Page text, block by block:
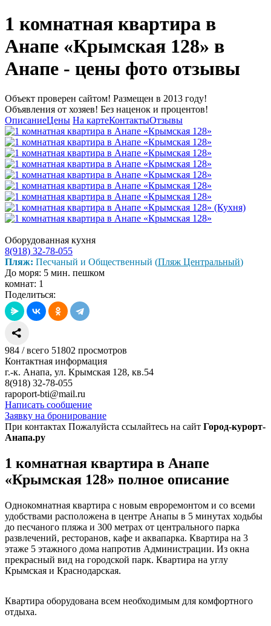
1 комнатная квартира в
Анапе «Крымская 128» в
Анапе - цены фото отзывы
Объект проверен сайтом! Размещен в 2013 году!
Объявления от хозяев! Без наценок и процентов!
ОписаниеЦены На картеКонтактыОтзывы
Оборудованная кухня
8(918) 32-78-055
Пляж: Песчаный и Общественный (Пляж Центральный)
До моря: 5 мин. пешком
комнат: 1
Поделиться:
984 /всего 51802 просмотров
Контактная информация
г.-к. Анапа, ул. Крымская 128, кв.54
8(918) 32-78-055
rapoport-bti@mail.ru
Написать сообщение
Заявку на бронирование
При контактах Пожалуйста ссылайтесь на сайт Город-курорт-
Анапа.ру
1 комнатная квартира в Анапе
«Крымская 128» полное описание
Однокомнатная квартира с новым евроремонтом и со всеми
удобствами расположена в центре Анапы в 5 минутах ходьбы
до песчаного пляжа и 300 метрах от центрального парка
развлечений, ресторанов, кафе и аквапарка. Квартира на 3
этаже 5 этажного дома напротив Администрации. Из окна
прекрасный вид на городской парк. Квартира на углу
Крымская и Краснодарская.
Квартира оборудована всем необходимым для комфортного
отдыха.